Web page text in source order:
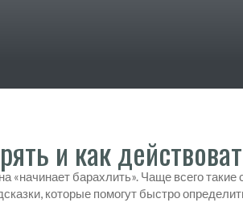
и как
барахлить». Чаще всего
которые помогут быстро